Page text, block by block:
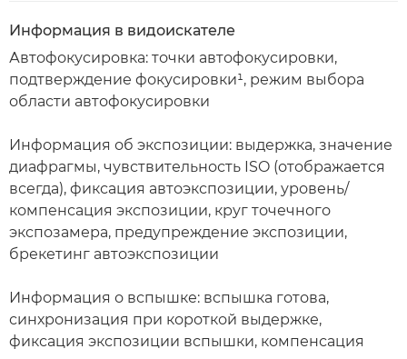
Информация в видоискателе
Автофокусировка: точки автофокусировки,
подтверждение фокусировки¹, режим выбора
области автофокусировки
Информация об экспозиции: выдержка, значение
диафрагмы, чувствительность ISO (отображается
всегда), фиксация автоэкспозиции, уровень/
компенсация экспозиции, круг точечного
экспозамера, предупреждение экспозиции,
брекетинг автоэкспозиции
Информация о вспышке: вспышка готова,
синхронизация при короткой выдержке,
фиксация экспозиции вспышки, компенсация